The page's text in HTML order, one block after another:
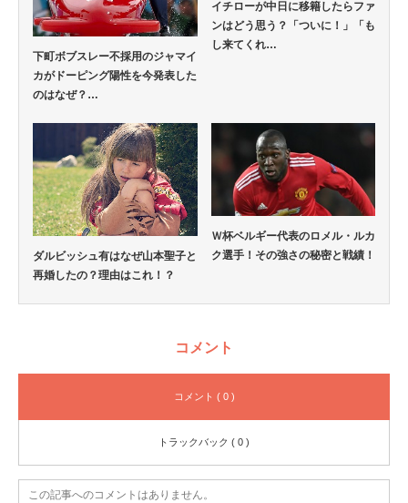
下町ボブスレー不採用のジャマイ
カがドーピング陽性を今発表した
のはなぜ？…
イチローが中日に移籍したらファ
ンはどう思う？「ついに！」「も
し来てくれ…
ダルビッシュ有はなぜ山本聖子と
再婚したの？理由はこれ！？
Ｗ杯ベルギー代表のロメル・ルカ
ク選手！その強さの秘密と戦績！
コメント
コメント ( 0 )
トラックバック ( 0 )
この記事へのコメントはありません。